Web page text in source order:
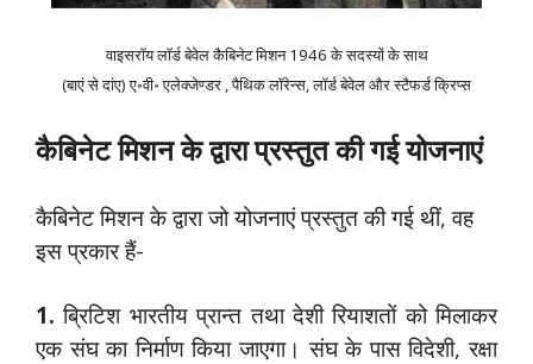
वाइसरॉय लॉर्ड बेवेल कैबिनेट मिशन 1946 के सदस्यों के साथ
(बाएं से दांए) ए॰वी॰ एलेक्जेण्डर , पैथिक लॉरेन्स, लॉर्ड बेवेल और स्टैफर्ड क्रिप्स
कैबिनेट मिशन के द्वारा प्रस्तुत की गई योजनाएं
कैबिनेट मिशन के द्वारा जो योजनाएं प्रस्तुत की गई थीं, वह
इस प्रकार हैं-
1. ब्रिटिश भारतीय प्रान्त तथा देशी रियाशतों को मिलाकर
एक संघ का निर्माण किया जाएगा। संघ के पास विदेशी, रक्षा